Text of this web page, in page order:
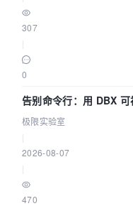
307
0
告别命令行：用 DBX
极限实验室
2026-08-07
470